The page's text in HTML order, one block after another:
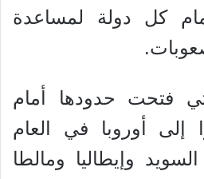
كل دولة لمساعدة
فتحت حدودها أمام
أوروبا في العام
وإيطاليا ومالطا